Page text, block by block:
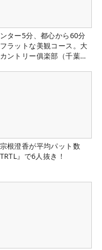
ター5分、都心から60分
ラットな美観コース。大
ントリー俱楽部（千葉
根澄香が平均パット数
TRTL』で6人抜き！